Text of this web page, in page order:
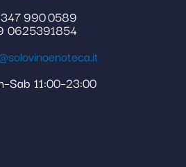
990 0589
0625391854
11:00–23:00